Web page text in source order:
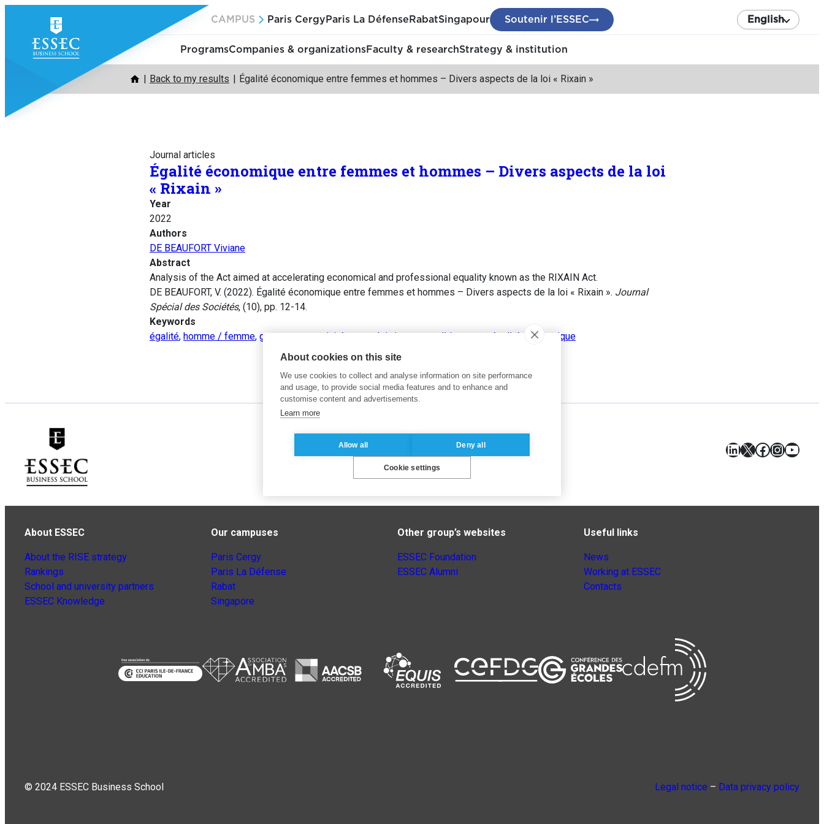
content
CAMPUS Paris Cergy Paris La Défense RabatSingapour Soutenir l’ESSEC English
ProgramsCompanies & organizationsFaculty & researchStrategy & institution
Back to my results Égalité économique entre femmes et hommes – Divers aspects de la loi « Rixain »
Journal articles
Égalité économique entre femmes et hommes – Divers aspects de la loi
« Rixain »
Year
2022
Authors
DE BEAUFORT Viviane
Abstract
Analysis of the Act aimed at accelerating economical and professional equality known as the RIXAIN Act.
DE BEAUFORT, V. (2022). Égalité économique entre femmes et hommes – Divers aspects de la loi « Rixain ». Journal
Spécial des Sociétés, (10), pp. 12-14.
Keywords
égalité, homme / femme, gouvernance,mixité,quota,loi,instances dirigeantes,égalité économique
LinkedIn
X Facebook
About ESSEC
About the RISE strategy
Rankings
School and university partners
ESSEC Knowledge
Our campuses
Paris Cergy
Paris La Défense
Rabat
Singapore
Other group’s websites
ESSEC Foundation
ESSEC Alumni
Useful links
News
Working at ESSEC
Contacts
© 2024 ESSEC Business School Legal notice – Data privacy policy
About cookies on this site
We use cookies to collect and analyse information on site performance
and usage, to provide social media features and to enhance and
customise content and advertisements.
Learn more
Allow all Deny all
Cookie settings